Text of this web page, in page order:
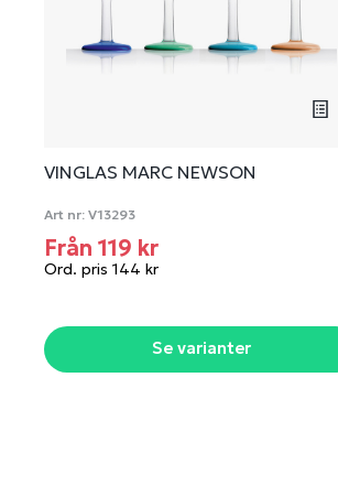
VINGLAS MARC NEWSON
Art nr: V13293
Från 119 kr
Ord. pris 144 kr
Se varianter